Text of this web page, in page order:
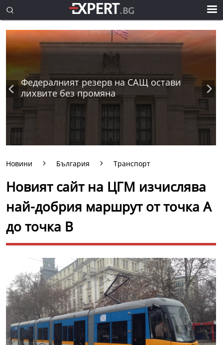
Федералният резерв на САЩ остави
лихвите без промяна
Новини България Транспорт
Новият сайт на ЦГМ изчислява
най-добрия маршрут от точка А
до точка В